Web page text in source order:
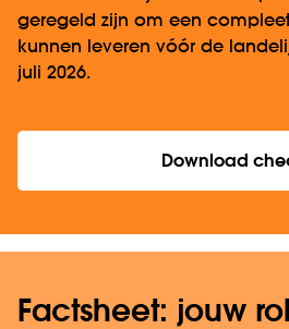
geregeld zijn om een compleet
kunnen leveren vóór de
juli 2026.
Download
Factsheet: jouw